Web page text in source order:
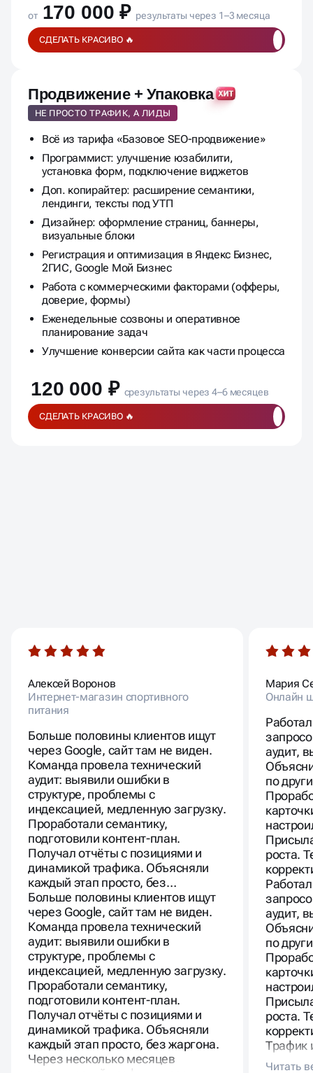
от 170 000 ₽ результаты через 1–3 месяца
СДЕЛАТЬ КРАСИВО 🔥
Продвижение + Упаковка
НЕ ПРОСТО ТРАФИК, А ЛИДЫ
Всё из тарифа «Базовое SEO-продвижение»
Программист: улучшение юзабилити,
установка форм, подключение виджетов
Доп. копирайтер: расширение семантики,
лендинги, тексты под УТП
Дизайнер: оформление страниц, баннеры,
визуальные блоки
Регистрация и оптимизация в Яндекс Бизнес,
2ГИС, Google Мой Бизнес
Работа с коммерческими факторами (офферы,
доверие, формы)
Еженедельные созвоны и оперативное
планирование задач
Улучшение конверсии сайта как части процесса
120 000 ₽ срезультаты через 4–6 месяцев
СДЕЛАТЬ КРАСИВО 🔥
Алексей Воронов
Интернет-магазин спортивного
питания
Больше половины клиентов ищут
через Google, сайт там не виден.
Команда провела технический
аудит: выявили ошибки в
структуре, проблемы с
индексацией, медленную загрузку.
Проработали семантику,
подготовили контент-план.
Получал отчёты с позициями и
динамикой трафика. Объясняли
каждый этап просто, без…
Больше половины клиентов ищут
через Google, сайт там не виден.
Команда провела технический
аудит: выявили ошибки в
структуре, проблемы с
индексацией, медленную загрузку.
Проработали семантику,
подготовили контент-план.
Получал отчёты с позициями и
динамикой трафика. Объясняли
каждый этап просто, без жаргона.
Через несколько месяцев
Мария
Онлайн
аудит,
по
роста.
аудит,
по
роста.
Трафик